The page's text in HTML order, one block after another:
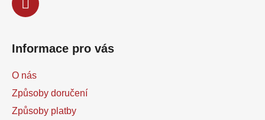
Informace pro vás
O nás
Způsoby doručení
Způsoby platby